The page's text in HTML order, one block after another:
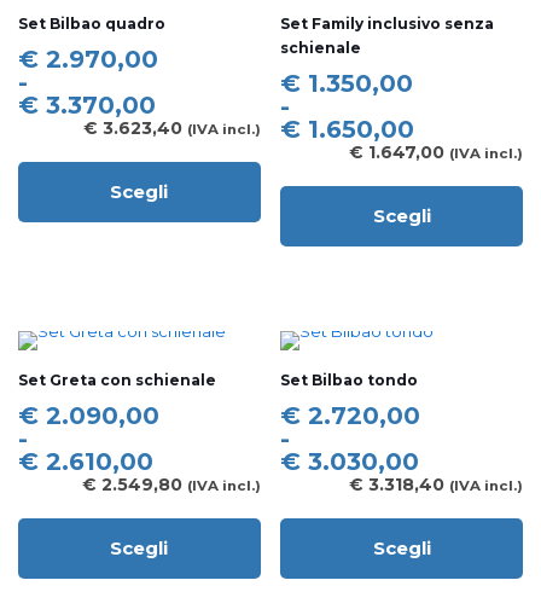
possono
essere
scelte
nella
pagina
prodotto
essere
scelte
nella
pagina
del
prodotto
Set Bilbao quadro
€ 2.970,00
-
€ 3.370,00
Fascia
di
prezzo:
a
€ 3.370,00
€ 3.623,40 (IVA incl.)
Scegli
prodotto
opzioni
essere
scelte
nella
pagina
del
Set Family inclusivo senza
schienale
€ 1.350,00
-
€ 1.650,00
Fascia
di
prezzo:
a
€ 1.650,00
€ 1.647,00 (IVA incl.)
Scegli
prodotto
Le
possono
essere
nella
prodotto
Set Greta con schienale
€ 2.090,00
-
€ 2.610,00
Fascia
di
prezzo:
a
€ 2.610,00
€ 2.549,80 (IVA incl.)
Scegli
prodotto
Set Bilbao tondo
€ 2.720,00
-
€ 3.030,00
Fascia
di
prezzo:
a
€ 3.030,00
€ 3.318,40 (IVA incl.)
Scegli
prodotto